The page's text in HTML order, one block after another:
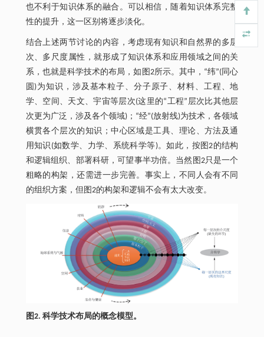
也不利于知识体系的融合。可以相信，随着知识体系完整
性的提升，这一区别将逐步淡化。
结合上述两节讨论的内容，考虑现有知识和自然界的多层
次、多尺度属性，就形成了知识体系和应用领域之间的关
系，也就是科学技术的布局，如图2所示。其中，“纬”(同心
圆)为知识，涉及基本粒子、分子原子、材料、工程、地
学、空间、天文、宇宙等层次(这里的“工程”层次比其他层
次更为广泛，涉及各个领域)；“经”(放射线)为技术，各领域
横贯各个层次的知识；中心区域是工具、理论、方法及通
用知识(如数学、力学、系统科学等)。如此，按图2的结构
和逻辑组织、部署科研，可望事半功倍。当然图2只是一个
粗略的构架，还需进一步完善。事实上，不同人会有不同
的组织方案，但图2的构架和逻辑不会有太大改变。
图2. 科学技术布局的概念模型。